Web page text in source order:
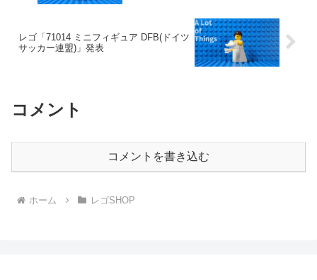
レゴ「71014 ミニフィギュア DFB(ドイツ
サッカー連盟)」発表
コメント
コメントを書き込む
ホーム レゴSHOP